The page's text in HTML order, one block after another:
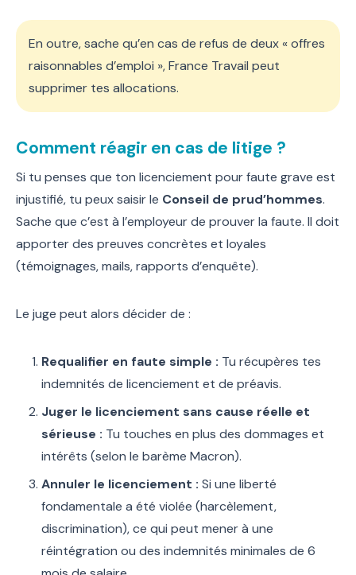
En outre, sache qu’en cas de refus de deux « offres
raisonnables d’emploi », France Travail peut
supprimer tes allocations.
Comment réagir en cas de litige ?
Si tu penses que ton licenciement pour faute grave est
injustifié, tu peux saisir le Conseil de prud’hommes.
Sache que c’est à l’employeur de prouver la faute. Il doit
apporter des preuves concrètes et loyales
(témoignages, mails, rapports d’enquête).
Le juge peut alors décider de :
Requalifier en faute simple : Tu récupères tes
indemnités de licenciement et de préavis.
Juger le licenciement sans cause réelle et
sérieuse : Tu touches en plus des dommages et
intérêts (selon le barème Macron).
Annuler le licenciement : Si une liberté
fondamentale a été violée (harcèlement,
discrimination), ce qui peut mener à une
réintégration ou des indemnités minimales de 6